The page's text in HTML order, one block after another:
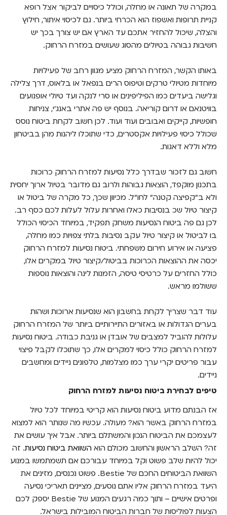
במקרה של תאונה או מחלה, וכולל כיסויים לביקור אצל רופא
קניית תרופות ואשפוז הוא הכרחי ביותר. גם לכיסוי איתור, חילוץ
והצלה, שיכול להחזיר אתכם עד הארץ אם יש צורך בכך יש
חשיבות גבוהה בטיולים מהסוג שעושים במזרח הרחוק.
באותו הקשר, המזרח הרחוק מציע מגוון רחב של פעילויות
מיוחדות מטיולי טרקים וטיפוס הרים בנפאל או בלאוס, דרך צלילה
וגלישה ביעדים כמו הפיליפינים או סרי לנקה ועד טיולי אופנועים
בוויטנאם או דרום קוריאה. בנוסף יש פה אתרי באנג'י, צניחות
חופשיות, קייקים ואבובים ועוד ועוד. לכן חשוב לקחת ביטוח נוסס
שכולל כיסוי פעילויות אקסטרים, כדי שתוכלו ליהנות מהן בביטחון
מלא וללא דאגות.
חשוב גם לזכור שבדרך כלל נסיעות למזרח הרחוק כרוכות
בתכנון מוקפד, הוצאות גבוהות ולרוב גם מדובר בטיול ארוך יחסית
ולא ב"קפיצה קטנה" לחו"ל. מכיוון שכך, כל מקרה של ביטול או
קיצור טיול שכ בנסיבות כאלו ואחרות עלול לעלות לכם כסף רב.
לכן גם פה ביטוח הנסיעות משחק תפקיד, במיוחד הכיסוי הכולל
בו לביטול או קיצור טיול עקב נסיבות בלתי צפויות כמו מחלה,
פציעה או אירוע חירום משפחתי. ביטוח נסיעות למזרח הרחוק
יכסה את ההוצאות הכרוכות בביטול/קיצור טיול במקרים אלו,
כולל החזרים על כרטיסי טיסה, הזמנות לינה והוצאות נוספות
ששולמו מראש.
עוד דבר שצריך לקחת בחשבון הוא שנסיעות ארוכות ושהות
בערים הגדולות או באזורים התיירותיים ביותר של המזרח הרחוק
עלולות להוביל למצבים של אובדן או גניבת כבודה. ביטוח נסיעות
למזרח הרחוק כולל כיסוי למקרים אלו, כך שתוכלו לקבל פיצוי
עבור פריטים יקרי ערך כמו מצלמות, טלפונים ניידים ומחשבים
ניידים.
טיפים לבחירת ביטוח נסיעות למזרח הרחוק
אז הבנתם מדוע ביטוח נסיעות הוא קריטי במיוחד לכל טיול
במזרח הרחוק באשר הוא? מעולה. עכשיו מה שנותר הוא למצוא
לעצמכם את הביטוח הנכון והמשתלם ביותר. אבל איך עושים את
זה? השלב הראשון והחשוב מכולם הוא השוואת ביטוח נסיעות. זה
יכול להיות שלב פשוט וקל במיוחד עבורכם אם תשמתמשו במנוע
השוואת הביטוחים החכם של Bestie. פשוט נכנסים, מזינים את
היעד במזרח הרחוק אליו אתם נוסעים, מציינים תאריכי נסיעה
ופרטים אישיים – ותוך כמה רגעים המנוע של Bestie יספק לכם
הצעות לפוליסות של חברות הביטוח המובילות בישראל.